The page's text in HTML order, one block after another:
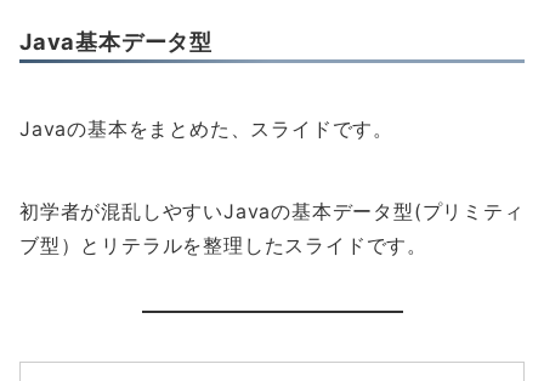
Java基本データ型
Javaの基本をまとめた、スライドです。
初学者が混乱しやすいJavaの基本データ型(プリミティ
ブ型）とリテラルを整理したスライドです。